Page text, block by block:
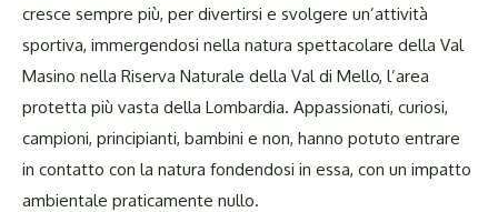
cresce sempre più, per divertirsi e svolgere un’attività
sportiva, immergendosi nella natura spettacolare della Val
Masino nella Riserva Naturale della Val di Mello, l’area
protetta più vasta della Lombardia. Appassionati, curiosi,
campioni, principianti, bambini e non, hanno potuto entrare
in contatto con la natura fondendosi in essa, con un impatto
ambientale praticamente nullo.